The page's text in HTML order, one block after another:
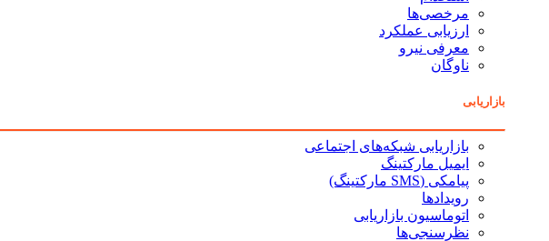
مرخصی‌ها
ارزیابی عملکرد
معرفی نیرو
ناوگان
بازاریابی
بازاریابی شبکه‌های اجتماعی
ایمیل مارکتینگ
پیامکی (SMS مارکتینگ)
رویدادها
اتوماسیون بازاریابی
نظرسنجی‌ها